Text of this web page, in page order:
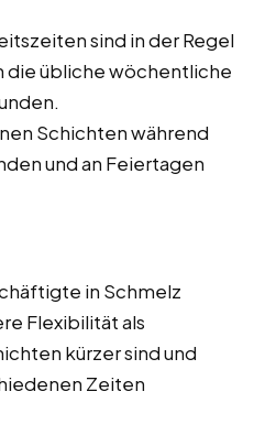
sind in der Regel
die übliche wöchentliche
Schichten während
und an Feiertagen
in Schmelz
Flexibilität als
kürzer sind und
Zeiten